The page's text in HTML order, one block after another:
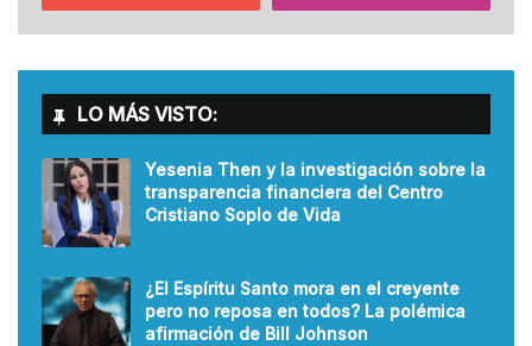
LO MÁS VISTO:
Yesenia Then y la investigación sobre la
transparencia financiera del Centro
Cristiano Soplo de Vida
¿El Espíritu Santo mora en el creyente
pero no reposa en todos? La polémica
afirmación de Bill Johnson